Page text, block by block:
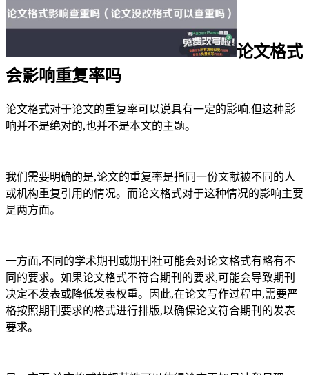
论文格式
会影响重复率吗
论文格式对于论文的重复率可以说具有一定的影响,但这种影
响并不是绝对的,也并不是本文的主题。
我们需要明确的是,论文的重复率是指同一份文献被不同的人
或机构重复引用的情况。而论文格式对于这种情况的影响主要
是两方面。
一方面,不同的学术期刊或期刊社可能会对论文格式有略有不
同的要求。如果论文格式不符合期刊的要求,可能会导致期刊
决定不发表或降低发表权重。因此,在论文写作过程中,需要严
格按照期刊要求的格式进行排版,以确保论文符合期刊的发表
要求。